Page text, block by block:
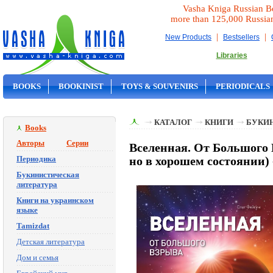
Vasha Kniga Russian
more than 125,000
New Products | Bestsellers |
Libraries
BOOKS BOOKINIST TOYS & SOUVENIRS PERIODICALS
Books
Авторы
Серии
Периодика
Букинистическая
литература
Книги на украинском
языке
Tamizdat
Детская литература
Дом и семья
КАТАЛОГ КНИГИ
Вселенная. От Большого
но в хорошем